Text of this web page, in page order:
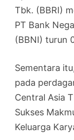
Tbk. (BBRI)
PT Bank
(BBNI) turun
Sementara
pada
Central Asia
Sukses
Keluarga